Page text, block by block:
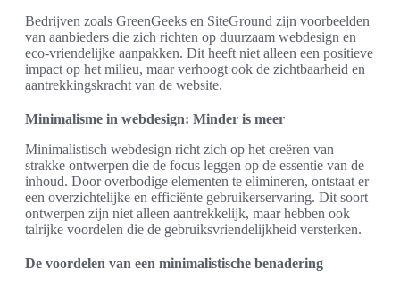
Bedrijven zoals GreenGeeks en SiteGround zijn voorbeelden
van aanbieders die zich richten op duurzaam webdesign en
eco-vriendelijke aanpakken. Dit heeft niet alleen een positieve
impact op het milieu, maar verhoogt ook de zichtbaarheid en
aantrekkingskracht van de website.
Minimalisme in webdesign: Minder is meer
Minimalistisch webdesign richt zich op het creëren van
strakke ontwerpen die de focus leggen op de essentie van de
inhoud. Door overbodige elementen te elimineren, ontstaat er
een overzichtelijke en efficiënte gebruikerservaring. Dit soort
ontwerpen zijn niet alleen aantrekkelijk, maar hebben ook
talrijke voordelen die de gebruiksvriendelijkheid versterken.
De voordelen van een minimalistische benadering